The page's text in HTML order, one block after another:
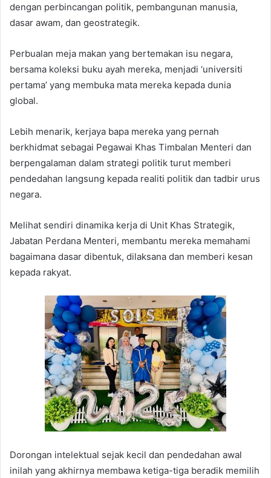
dengan perbincangan politik, pembangunan manusia,
dasar awam, dan geostrategik.
Perbualan meja makan yang bertemakan isu negara,
bersama koleksi buku ayah mereka, menjadi ‘universiti
pertama’ yang membuka mata mereka kepada dunia
global.
Lebih menarik, kerjaya bapa mereka yang pernah
berkhidmat sebagai Pegawai Khas Timbalan Menteri dan
berpengalaman dalam strategi politik turut memberi
pendedahan langsung kepada realiti politik dan tadbir urus
negara.
Melihat sendiri dinamika kerja di Unit Khas Strategik,
Jabatan Perdana Menteri, membantu mereka memahami
bagaimana dasar dibentuk, dilaksana dan memberi kesan
kepada rakyat.
Dorongan intelektual sejak kecil dan pendedahan awal
inilah yang akhirnya membawa ketiga-tiga beradik memilih